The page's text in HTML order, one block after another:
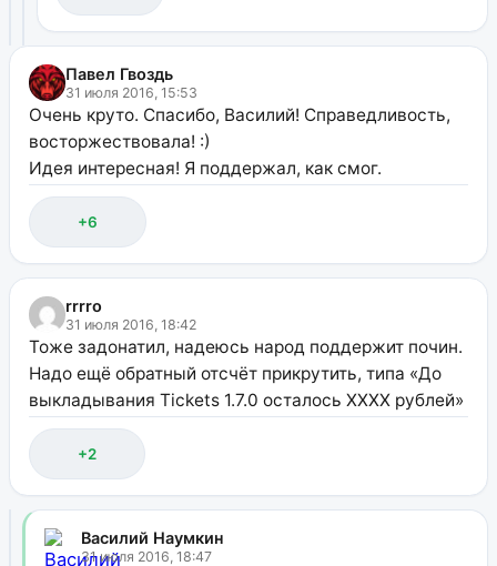
Павел Гвоздь
31 июля 2016, 15:53
Очень круто. Спасибо, Василий! Справедливость,
восторжествовала! :)
Идея интересная! Я поддержал, как смог.
+6
rrrro
31 июля 2016, 18:42
Тоже задонатил, надеюсь народ поддержит почин.
Надо ещё обратный отсчёт прикрутить, типа «До
выкладывания Tickets 1.7.0 осталось XXXX рублей»
+2
Василий Наумкин
31 июля 2016, 18:47